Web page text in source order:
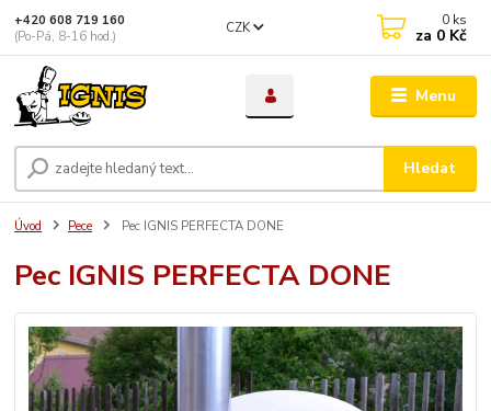
Menu
CZK
Hledat
+420 608 719 160
(Po-Pá, 8-16 hod.)
0 ks
za 0 Kč
Úvod Pece Pec IGNIS PERFECTA DONE
Pec IGNIS PERFECTA DONE